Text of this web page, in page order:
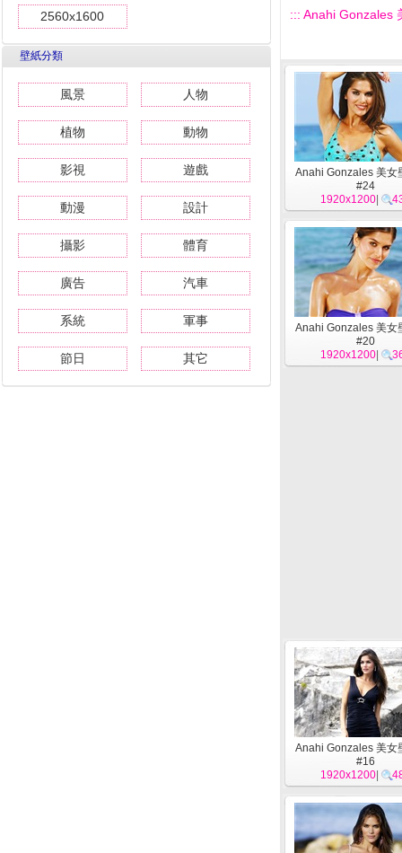
2560x1600
壁紙分類
風景 人物
植物 動物
影視 遊戲
動漫 設計
攝影 體育
廣告 汽車
系統 軍事
節日 其它
::: Anahi Gonzales
Anahi Gonzales 美女
#24
1920x1200
Anahi Gonzales 美女
#20
1920x1200
Anahi Gonzales 美女
#16
1920x1200